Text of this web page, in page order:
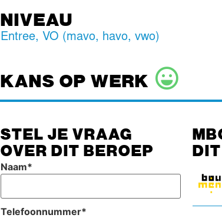
NIVEAU
Entree, VO (mavo, havo, vwo)
KANS OP WERK
STEL JE VRAAG
OVER DIT BEROEP
Naam*
Telefoonnummer*